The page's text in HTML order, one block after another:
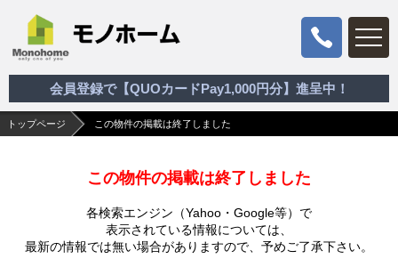
会員登録で【QUOカードPay1,000円分】進呈中！
トップページ この物件の掲載は終了しました
この物件の掲載は終了しました
各検索エンジン（Yahoo・Google等）で
表示されている情報については、
最新の情報では無い場合がありますので、 予めご了承下さい。